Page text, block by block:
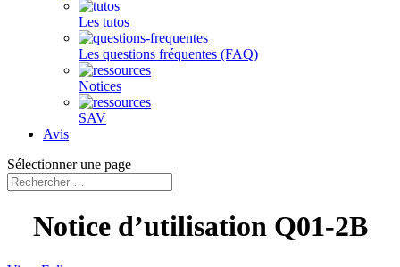
Les tutos
Les questions fréquentes (FAQ)
Notices
SAV
Avis
Sélectionner une page
Notice d’utilisation Q01-2B